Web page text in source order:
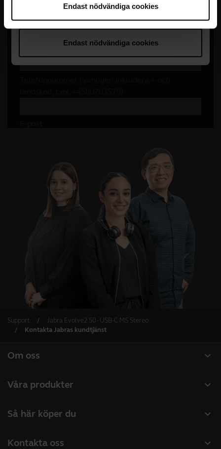
Endast nödvändiga cookies
Support
Jabra Evolve2 50 - USB-C MS Stereo
Kontakta Jabras kundtjänst
expand_more
Om oss
Hållbarhet
expand_more
Våra produkter
Konferenskameror
expand_more
Så här köper du
expand_more
Kontakta oss